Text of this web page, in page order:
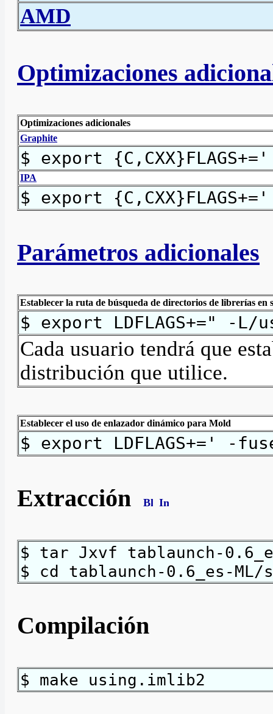
AMD
Optimizaciones
Optimizaciones adicionales
Graphite
$ export
IPA
$ export
Parámetros adicionales
Establecer la ruta de búsqueda de directorios de librerías en
$ export LDFLAGS+="
Cada usuario tendrá que
distribución que utilice.
Establecer el uso de enlazador dinámico para Mold
$ export LDFLAGS+=' -
Extracción
$ tar Jxvf tablaunch-
$ cd tablaunch-0.6_es-ML/
Compilación
$ make using.imlib2